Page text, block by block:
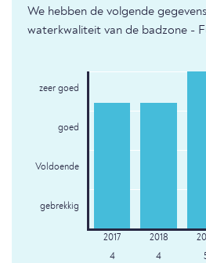
We hebben de volgende
waterkwaliteit van de badzone -
zeer goed
goed
Voldoende
gebrekkig
4 4